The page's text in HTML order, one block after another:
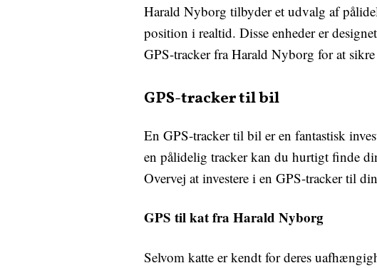
Harald Nyborg tilbyder et udvalg af
position i realtid. Disse enheder er
GPS-tracker fra Harald Nyborg for at
GPS-tracker til bil
En GPS-tracker til bil er en fantastisk
en pålidelig tracker kan du hurtigt finde
Overvej at investere i en GPS-tracker til
GPS til kat fra Harald Nyborg
Selvom katte er kendt for deres